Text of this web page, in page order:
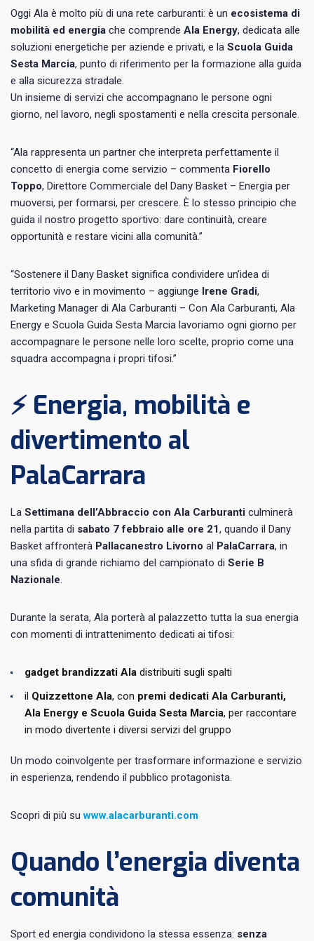
Oggi Ala è molto più di una rete carburanti: è un ecosistema di
mobilità ed energia che comprende Ala Energy, dedicata alle
soluzioni energetiche per aziende e privati, e la Scuola Guida
Sesta Marcia, punto di riferimento per la formazione alla guida
e alla sicurezza stradale.
Un insieme di servizi che accompagnano le persone ogni
giorno, nel lavoro, negli spostamenti e nella crescita personale.
“Ala rappresenta un partner che interpreta perfettamente il
concetto di energia come servizio – commenta Fiorello
Toppo, Direttore Commerciale del Dany Basket – Energia per
muoversi, per formarsi, per crescere. È lo stesso principio che
guida il nostro progetto sportivo: dare continuità, creare
opportunità e restare vicini alla comunità.”
“Sostenere il Dany Basket significa condividere un’idea di
territorio vivo e in movimento – aggiunge Irene Gradi,
Marketing Manager di Ala Carburanti – Con Ala Carburanti, Ala
Energy e Scuola Guida Sesta Marcia lavoriamo ogni giorno per
accompagnare le persone nelle loro scelte, proprio come una
squadra accompagna i propri tifosi.”
⚡ Energia, mobilità e
divertimento al
PalaCarrara
La Settimana dell’Abbraccio con Ala Carburanti culminerà
nella partita di sabato 7 febbraio alle ore 21, quando il Dany
Basket affronterà Pallacanestro Livorno al PalaCarrara, in
una sfida di grande richiamo del campionato di Serie B
Nazionale
Durante la serata, Ala porterà al palazzetto tutta la sua energia
con momenti di intrattenimento dedicati ai tifosi:
gadget brandizzati Ala distribuiti sugli spalti
il Quizzettone Ala, con premi dedicati Ala Carburanti,
Ala Energy e Scuola Guida Sesta Marcia, per raccontare
in modo divertente i diversi servizi del gruppo
Un modo coinvolgente per trasformare informazione e servizio
in esperienza, rendendo il pubblico protagonista.
Scopri di più su www.alacarburanti.com
Quando l’energia diventa
comunità
Sport ed energia condividono la stessa essenza: senza